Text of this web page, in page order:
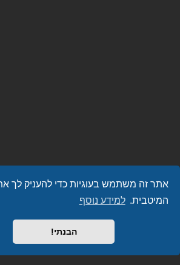
אתר זה משתמש בעוגיות כדי להעניק לך
המיטבית. למידע נוסף
הבנתי!